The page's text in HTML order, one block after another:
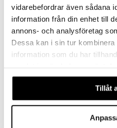
vidarebefordrar även sådana
information från din enhet till
annons- och analysföretag
Dessa kan i sin tur
information som du har
våra cookies vid fortsatt
Tillåt
GP Batteries AA, 1.5V, 4-pack
39 kr